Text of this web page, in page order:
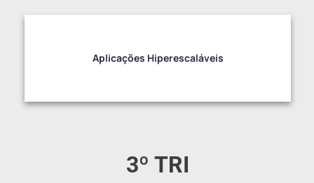
Aplicações Hiperescaláveis
3º TRI